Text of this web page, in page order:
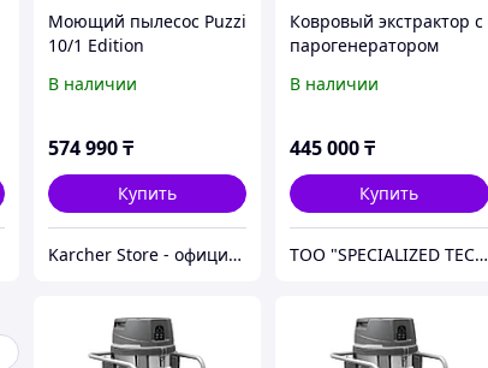
Моющий пылесос Puzzi
10/1 Edition
В наличии
574 990₸
Купить
Karcher Store - официальный дистрибьютор в Казахстане
Ковровый экстрактор с
парогенератором
В наличии
445 000₸
Купить
ТОО "SPECIALIZED TECHNICS"